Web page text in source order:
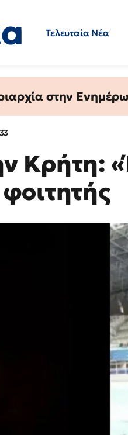
Τελευταία Νέα
στην
Κρήτη: